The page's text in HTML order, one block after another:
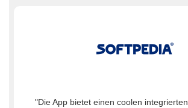
"Sie können Musik auch von vielen